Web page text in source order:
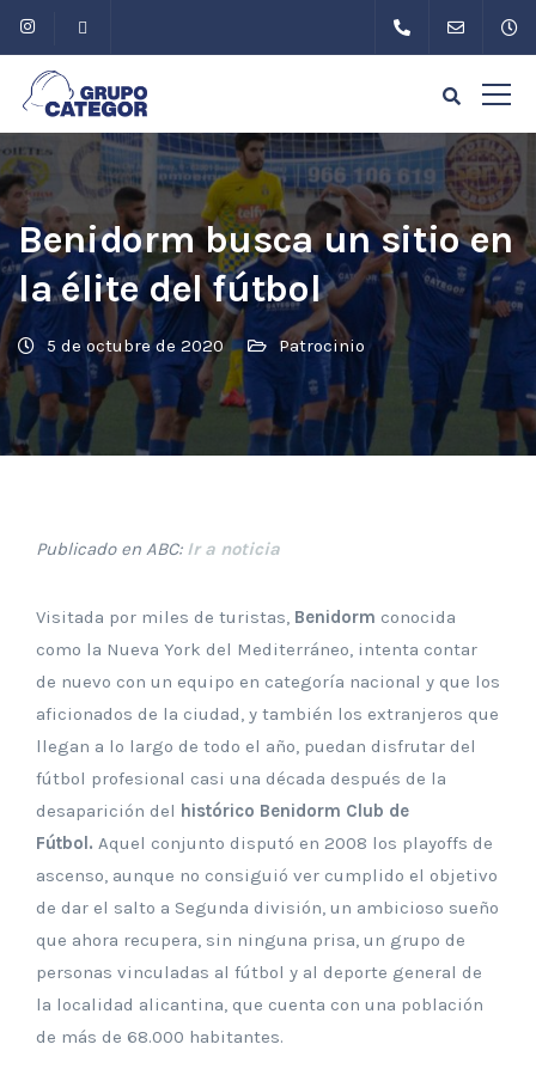
Benidorm busca un sitio en
la élite del fútbol
5 de octubre de 2020 Patrocinio
Publicado en ABC: Ir a noticia
Visitada por miles de turistas, Benidorm conocida
como la Nueva York del Mediterráneo, intenta contar
de nuevo con un equipo en categoría nacional y que los
aficionados de la ciudad, y también los extranjeros que
llegan a lo largo de todo el año, puedan disfrutar del
fútbol profesional casi una década después de la
desaparición del histórico Benidorm Club de
Fútbol. Aquel conjunto disputó en 2008 los playoffs de
ascenso, aunque no consiguió ver cumplido el objetivo
de dar el salto a Segunda división, un ambicioso sueño
que ahora recupera, sin ninguna prisa, un grupo de
personas vinculadas al fútbol y al deporte general de
la localidad alicantina, que cuenta con una población
de más de 68.000 habitantes.